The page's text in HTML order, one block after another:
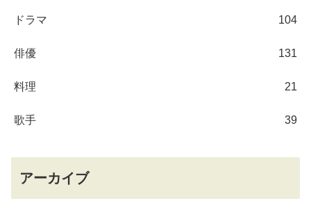
ドラマ 104
俳優 131
料理 21
歌手 39
アーカイブ